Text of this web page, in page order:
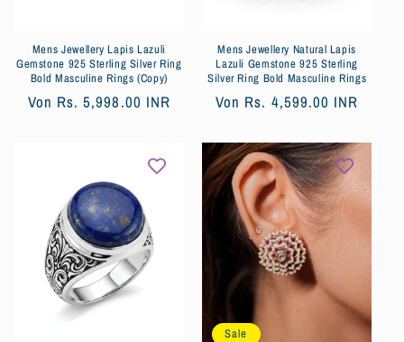
Mens Jewellery Lapis Lazuli
Gemstone 925 Sterling Silver Ring
Bold Masculine Rings (Copy)
Normaler
Von Rs. 5,998.00 INR
Mens Jewellery Natural Lapis
Lazuli Gemstone 925 Sterling
Silver Ring Bold Masculine Rings
Normaler
Von Rs. 4,599.00 INR
Sale